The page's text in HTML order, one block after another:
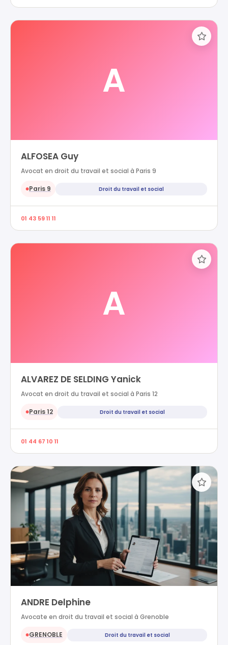
A
ALFOSEA Guy
Avocat en droit du travail et social à Paris 9
●Paris 9 Droit du travail et social
01 43 59 11 11
A
ALVAREZ DE SELDING Yanick
Avocat en droit du travail et social à Paris 12
●Paris 12 Droit du travail et social
01 44 67 10 11
ANDRE Delphine
Avocate en droit du travail et social à Grenoble
●GRENOBLE Droit du travail et social